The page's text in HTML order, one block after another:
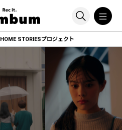
HOME STORIESプロジェクト